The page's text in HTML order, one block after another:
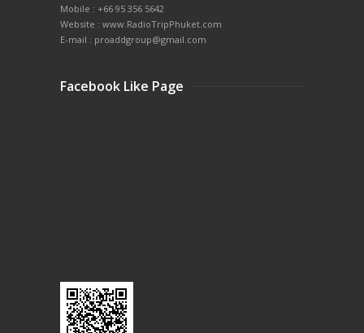
Mobile : +66 95 356 5642
Website : www.RadioTripPhuket.com
E-mail : proaddgroup@gmail.com
Facebook Like Page